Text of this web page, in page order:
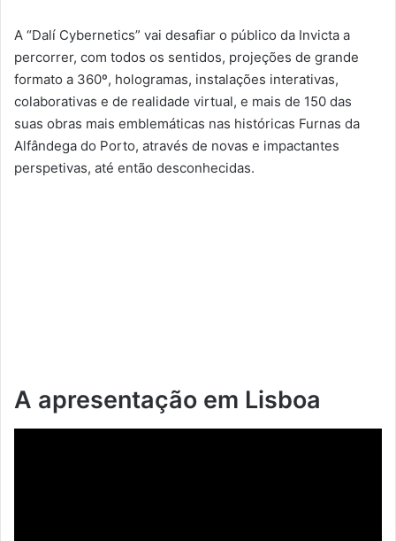
A “Dalí Cybernetics” vai desafiar o público da Invicta a
percorrer, com todos os sentidos, projeções de grande
formato a 360º, hologramas, instalações interativas,
colaborativas e de realidade virtual, e mais de 150 das
suas obras mais emblemáticas nas históricas Furnas da
Alfândega do Porto, através de novas e impactantes
perspetivas, até então desconhecidas.
A apresentação em Lisboa